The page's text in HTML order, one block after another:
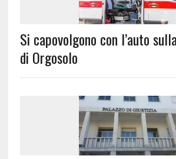
Si capovolgono con l’auto
di Orgosolo